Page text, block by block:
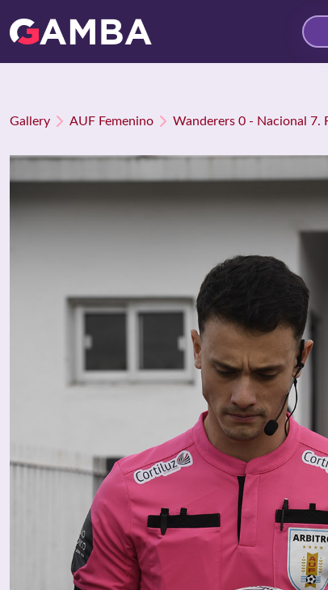
Gallery AUF Femenino Wanderers 0 - Nacional 7.